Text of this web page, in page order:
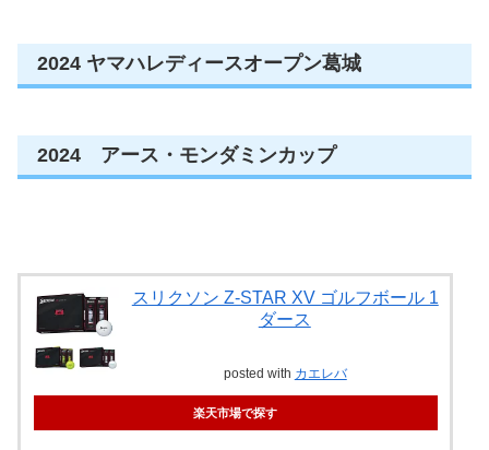
2024 ヤマハレディースオープン葛城
2024 アース・モンダミンカップ
スリクソン Z-STAR XV ゴルフボール 1
ダース
posted with カエレバ
楽天市場で探す